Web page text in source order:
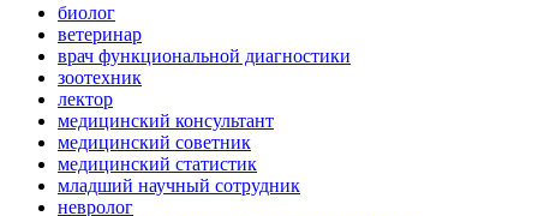
биолог
ветеринар
врач функциональной диагностики
зоотехник
лектор
медицинский консультант
медицинский советник
медицинский статистик
младший научный сотрудник
невролог